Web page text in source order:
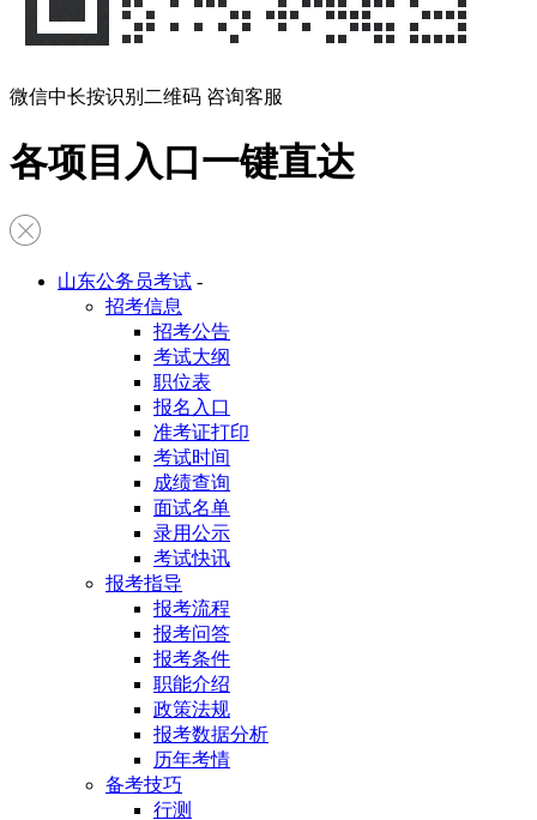
微信中长按识别二维码 咨询客服
各项目入口一键直达
山东公务员考试 -
招考信息
招考公告
考试大纲
职位表
报名入口
准考证打印
考试时间
成绩查询
面试名单
录用公示
考试快讯
报考指导
报考流程
报考问答
报考条件
职能介绍
政策法规
报考数据分析
历年考情
备考技巧
行测